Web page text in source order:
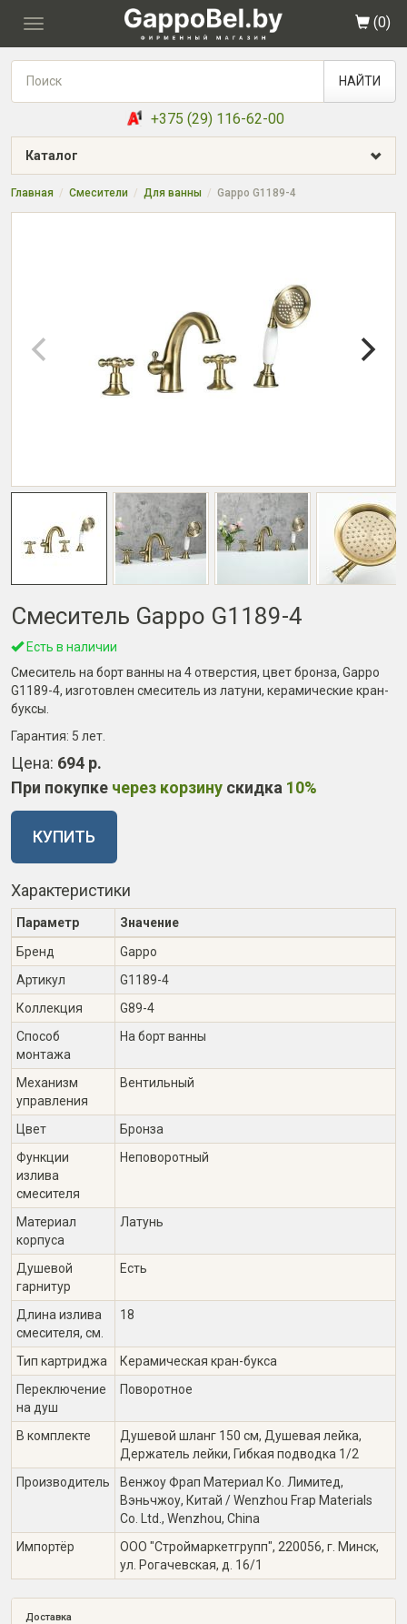
Toggle
(0)
НАЙТИ
+375 (29) 116-62-00
Каталог
Главная Смесители Для ванны Gappo G1189-4
Смеситель Gappo G1189-4
Есть в наличии
Смеситель на борт ванны на 4 отверстия, цвет бронза, Gappo
G1189-4, изготовлен смеситель из латуни, керамические кран-
буксы.
Гарантия: 5 лет
Цена: 694 р.
При покупке через корзину скидка 10%
КУПИТЬ
Характеристики
Параметр
Значение
Бренд
Gappo
Артикул
G1189-4
Коллекция
G89-4
Способ
монтажа
На борт ванны
Механизм
управления
Вентильный
Цвет
Бронза
Функции
излива
смесителя
Неповоротный
Материал
корпуса
Латунь
Душевой
гарнитур
Есть
Длина излива
смесителя, см.
18
Тип картриджа
Керамическая кран-букса
Переключение
на душ
Поворотное
В комплекте
Душевой шланг 150 см, Душевая лейка,
Держатель лейки, Гибкая подводка 1/2
Производитель
Венжоу Фрап Материал Ко. Лимитед,
Вэньчжоу, Китай / Wenzhou Frap Materials
Co. Ltd., Wenzhou, China
Импортёр
ООО "Строймаркетгрупп", 220056, г. Минск,
ул. Рогачевская, д. 16/1
Доставка